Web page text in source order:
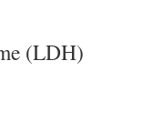
(LDH)